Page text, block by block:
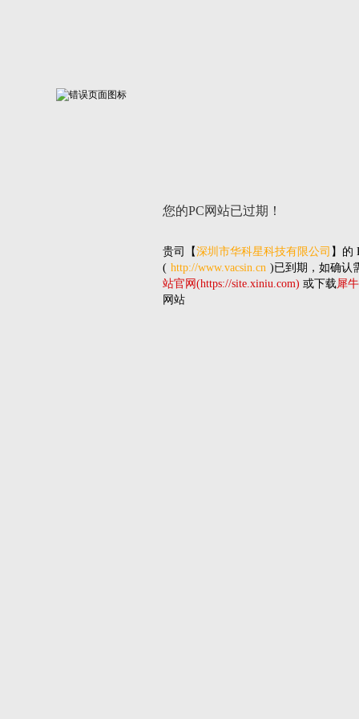
您的PC网站已过期！
贵司 【深圳市华科星科技有限公司 】的
( http://www.vacsin.cn )已到期，如确认
站官网(https://site.xiniu.com) 或下载犀
网站